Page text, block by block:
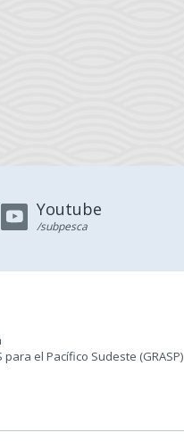
Youtube
/subpesca
el Pacífico Sudeste (GRASP)